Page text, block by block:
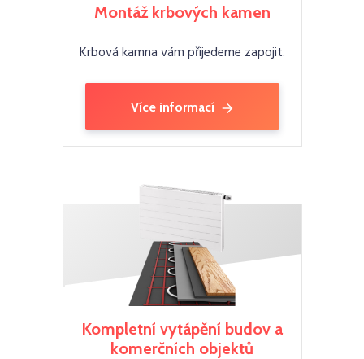
Montáž krbových kamen
Krbová kamna vám přijedeme zapojit.
Více informací
Kompletní vytápění budov a
komerčních objektů